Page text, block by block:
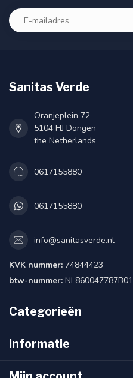
Sanitas Verde
Oranjeplein 72
5104 HJ Dongen
the Netherlands
0617155880
0617155880
info@sanitasverde.nl
KVK nummer: 74844423
btw-nummer: NL860047787B01
Categorieën
Informatie